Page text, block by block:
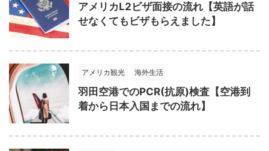
アメリカL2ビザ面接の流れ【英語が話
せなくてもビザもらえました】
アメリカ観光 海外生活
羽田空港でのPCR(抗原)検査【空港到
着から日本入国までの流れ】